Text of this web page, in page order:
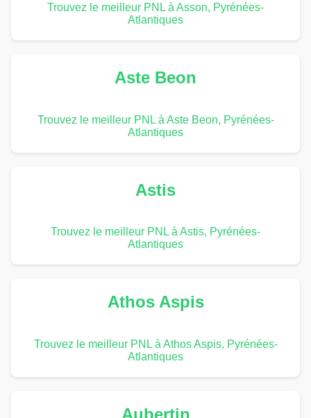
Trouvez le meilleur PNL à Asson, Pyrénées-
Atlantiques
Aste Beon
Trouvez le meilleur PNL à Aste Beon, Pyrénées-
Atlantiques
Astis
Trouvez le meilleur PNL à Astis, Pyrénées-
Atlantiques
Athos Aspis
Trouvez le meilleur PNL à Athos Aspis, Pyrénées-
Atlantiques